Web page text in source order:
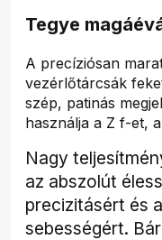
Tegye
A precíziósan
vezérlőtárcsák
szép, patinás
használja a Z f-et,
Nagy
az abszolút
precizitásért és
sebességért.